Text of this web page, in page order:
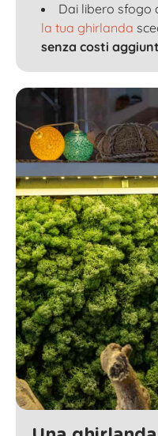
Dai libero sfogo
la tua ghirlanda
senza costi